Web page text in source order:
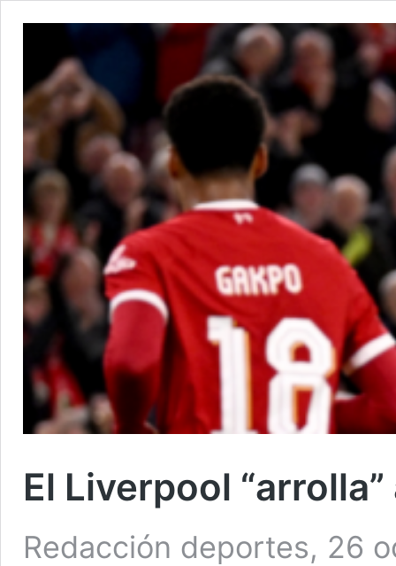
El Liverpool
Redacción deportes, 26